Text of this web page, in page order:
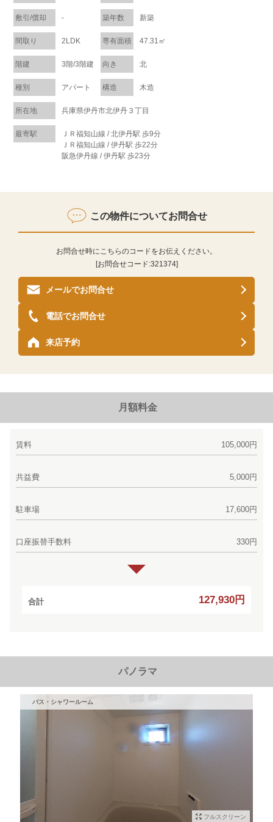
敷引/償却 - 築年数 新築
間取り 2LDK 専有面積 47.31㎡
階建 3階/3階建 向き 北
種別 アパート 構造 木造
所在地 兵庫県伊丹市北伊丹３丁目
最寄駅
ＪＲ福知山線 / 北伊丹駅 歩9分
ＪＲ福知山線 / 伊丹駅 歩22分
阪急伊丹線 / 伊丹駅 歩23分
この物件についてお問合せ
お問合せ時にこちらのコードをお伝えください。
[お問合せコード:321374]
メールでお問合せ
来店予約
電話でお問合せ
月額料金
賃料 105,000円
共益費 5,000円
駐車場 17,600円
口座振替手数料 330円
合計 127,930円
パノラマ
バス・シャワールーム
フルスクリーン